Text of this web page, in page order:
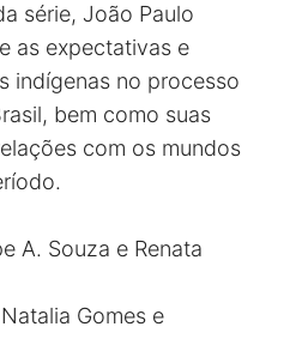
série, João Paulo
as expectativas e
indígenas no processo
bem como suas
com os mundos
A. Souza e Renata
Gomes e